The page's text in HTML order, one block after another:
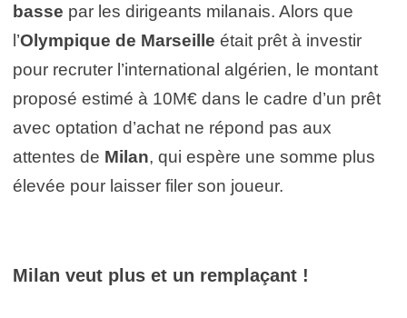
basse par les dirigeants milanais. Alors que
l’Olympique de Marseille était prêt à investir
pour recruter l’international algérien, le montant
proposé estimé à 10M€ dans le cadre d’un prêt
avec optation d’achat ne répond pas aux
attentes de Milan, qui espère une somme plus
élevée pour laisser filer son joueur.
Milan veut plus et un remplaçant !